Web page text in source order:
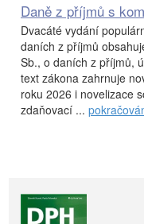
Daně z příjmů s
Dvacáté vydání
daních z příjmů
Sb., o daních z příjmů,
text zákona zahrnuje
roku 2026 i novelizace
zdaňovací ...